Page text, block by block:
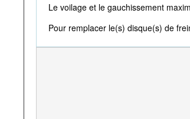
Le voilage et le gauchissement
Pour remplacer le(s) disque(s) de